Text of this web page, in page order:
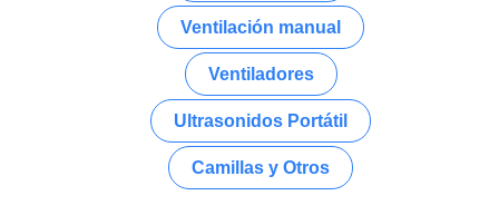
Ventilación manual
Ventiladores
Ultrasonidos Portátil
Camillas y Otros